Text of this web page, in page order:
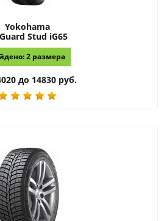
Yokohama
Stud iG65
2 размера
до 14830 руб.